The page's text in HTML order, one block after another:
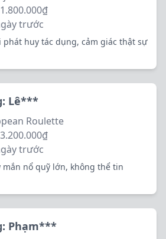
1.800.000₫
trước
phát huy tác dụng, cảm giác thật sự
Lê***
Roulette
3.200.000₫
trước
mắn nổ quỹ lớn, không thể tin
Phạm***